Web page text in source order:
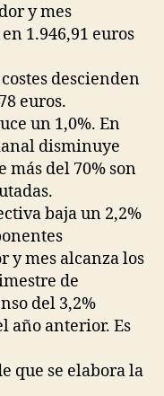
y mes
1.946,91 euros
descienden
euros.
un 1,0%. En
disminuye
más del 70% son
baja un 2,2%
y mes alcanza los
de
del 3,2%
año anterior. Es
que se elabora la